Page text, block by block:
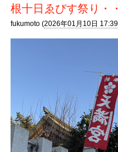
根十日ゑびす祭り・
fukumoto (2026年01月10日